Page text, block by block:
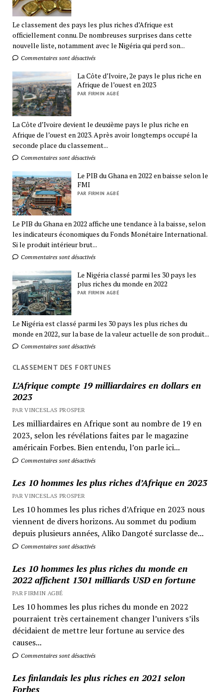
Le classement des pays les plus riches d’Afrique est
officiellement connu. De nombreuses surprises dans cette
nouvelle liste, notamment avec le Nigéria qui perd son...
Commentaires sont désactivés
La Côte d’Ivoire, 2e pays le plus riche en
Afrique de l’ouest en 2023
PAR FIRMIN AGBÉ
La Côte d’Ivoire devient le deuxième pays le plus riche en
Afrique de l’ouest en 2023. Après avoir longtemps occupé la
seconde place du classement...
Commentaires sont désactivés
Le PIB du Ghana en 2022 en baisse selon le
FMI
PAR FIRMIN AGBÉ
Le PIB du Ghana en 2022 affiche une tendance à la baisse, selon
les indicateurs économiques du Fonds Monétaire International.
Si le produit intérieur brut...
Commentaires sont désactivés
Le Nigéria classé parmi les 30 pays les
plus riches du monde en 2022
PAR FIRMIN AGBÉ
Le Nigéria est classé parmi les 30 pays les plus riches du
monde en 2022, sur la base de la valeur actuelle de son produit...
Commentaires sont désactivés
CLASSEMENT DES FORTUNES
L’Afrique compte 19 milliardaires en dollars en
2023
PAR VINCESLAS PROSPER
Les milliardaires en Afrique sont au nombre de 19 en
2023, selon les révélations faites par le magazine
américain Forbes. Bien entendu, l’on parle ici...
Commentaires sont désactivés
Les 10 hommes les plus riches d’Afrique en 2023
PAR VINCESLAS PROSPER
Les 10 hommes les plus riches d’Afrique en 2023 nous
viennent de divers horizons. Au sommet du podium
depuis plusieurs années, Aliko Dangoté surclasse de...
Commentaires sont désactivés
Les 10 hommes les plus riches du monde en
2022 affichent 1301 milliards USD en fortune
PAR FIRMIN AGBÉ
Les 10 hommes les plus riches du monde en 2022
pourraient très certainement changer l’univers s’ils
décidaient de mettre leur fortune au service des
causes...
Commentaires sont désactivés
Les finlandais les plus riches en 2021 selon
Forbes